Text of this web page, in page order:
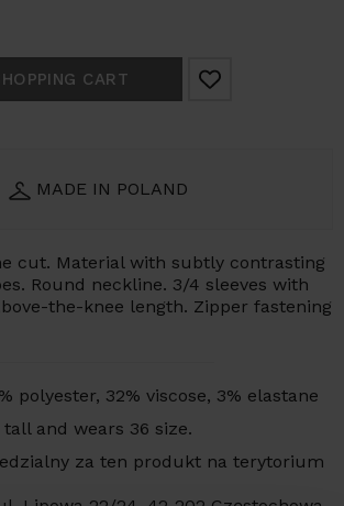
CART
MADE IN POLAND
cut. Material with subtly contrasting
Round neckline. 3/4 sleeves with
the-knee length. Zipper fastening
polyester, 32% viscose, 3% elastane
and wears 36 size.
za ten produkt na terytorium